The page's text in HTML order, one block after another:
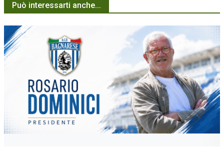
Può interessarti anche...